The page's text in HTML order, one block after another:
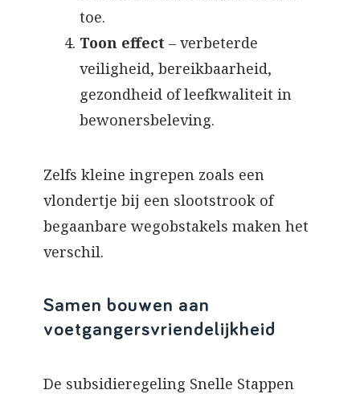
toe.
Toon effect – verbeterde
veiligheid, bereikbaarheid,
gezondheid of leefkwaliteit in
bewonersbeleving.
Zelfs kleine ingrepen zoals een
vlondertje bij een slootstrook of
begaanbare wegobstakels maken het
verschil.
Samen bouwen aan
voetgangersvriendelijkheid
De subsidieregeling Snelle Stappen